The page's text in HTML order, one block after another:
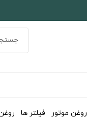
روغن موتور فیلتر ها